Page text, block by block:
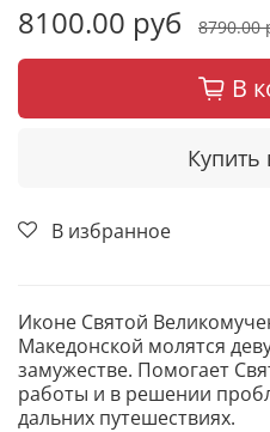
8100.00 руб 8790.00
В
Купить
В избранное
Иконе Святой
Македонской молятся
замужестве. Помогает
работы и в решении
дальних путешествиях.